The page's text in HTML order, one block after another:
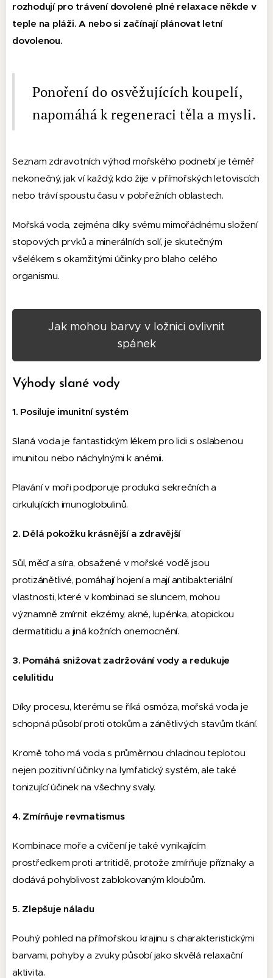
rozhodují pro trávení dovolené plné relaxace někde v
teple na pláži. A nebo si začínají plánovat letní
dovolenou.
Ponoření do osvěžujících koupelí,
napomáhá k regeneraci těla a mysli.
Seznam zdravotních výhod mořského podnebí je téměř
nekonečný, jak ví každý, kdo žije v přímořských letoviscích
nebo tráví spoustu času v pobřežních oblastech.
Mořská voda, zejména díky svému mimořádnému složení
stopových prvků a minerálních solí, je skutečným
všelékem s okamžitými účinky pro blaho celého
organismu.
Jak mohou barvy v ložnici ovlivnit
spánek
Výhody slané vody
1. Posiluje imunitní systém
Slaná voda je fantastickým lékem pro lidi s oslabenou
imunitou nebo náchylnými k anémii.
Plavání v moři podporuje produkci sekrečních a
cirkulujících imunoglobulinů.
2. Dělá pokožku krásnější a zdravější
Sůl, měď a síra, obsažené v mořské vodě jsou
protizánětlivé, pomáhají hojení a mají antibakteriální
vlastnosti, které v kombinaci se sluncem, mohou
významně zmírnit ekzémy, akné, lupénka, atopickou
dermatitidu a jiná kožních onemocnění.
3. Pomáhá snižovat zadržování vody a redukuje
celulitidu
Díky procesu, kterému se říká osmóza, mořská voda je
schopná působí proti otokům a zánětlivých stavům tkání.
Kromě toho má voda s průměrnou chladnou teplotou
nejen pozitivní účinky na lymfatický systém, ale také
tonizující účinek na všechny svaly.
4. Zmírňuje revmatismus
Kombinace moře a cvičení je také vynikajícím
prostředkem proti artritidě, protože zmírňuje příznaky a
dodává pohyblivost zablokovaným kloubům.
5. Zlepšuje náladu
Pouhý pohled na přímořskou krajinu s charakteristickými
barvami, pohyby a zvuky působí jako skvělá relaxační
aktivita.